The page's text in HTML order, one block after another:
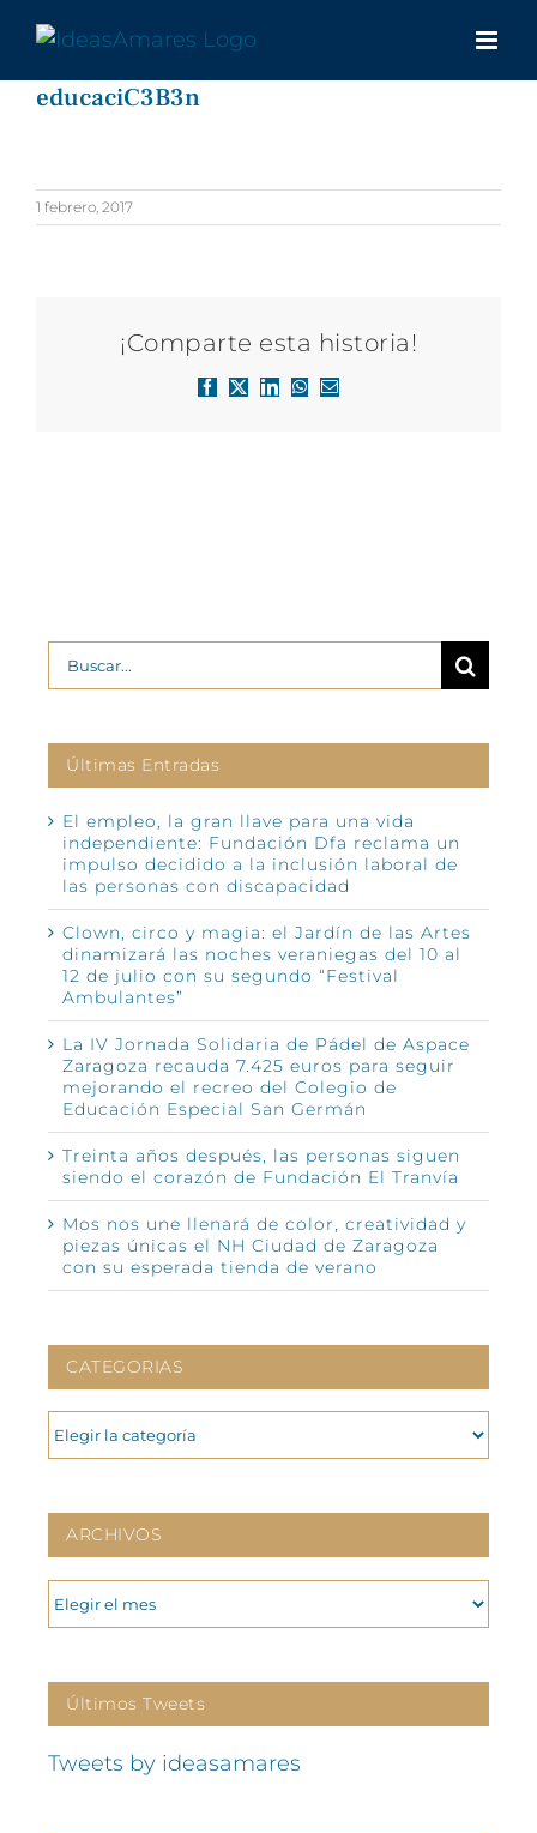
contenido
educaciC3B3n
1 febrero, 2017
¡Comparte esta historia!
Facebook
X LinkedInWhatsApp
Correo
Buscar:
Últimas Entradas
El empleo, la gran llave para una vida
independiente: Fundación Dfa reclama un
impulso decidido a la inclusión laboral de
las personas con discapacidad
Clown, circo y magia: el Jardín de las Artes
dinamizará las noches veraniegas del 10 al
12 de julio con su segundo “Festival
Ambulantes”
La IV Jornada Solidaria de Pádel de Aspace
Zaragoza recauda 7.425 euros para seguir
mejorando el recreo del Colegio de
Educación Especial San Germán
Treinta años después, las personas siguen
siendo el corazón de Fundación El Tranvía
Mos nos une llenará de color, creatividad y
piezas únicas el NH Ciudad de Zaragoza
con su esperada tienda de verano
CATEGORIAS
CATEGORIAS
ARCHIVOS
ARCHIVOS
Últimos Tweets
Tweets by ideasamares